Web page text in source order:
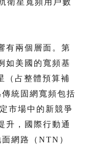
有兩個層面。第
如美國的寬頻基
（占整體預算補
統固網寬頻包括
市場中的新競爭
升，國際行動通
網路（NTN）